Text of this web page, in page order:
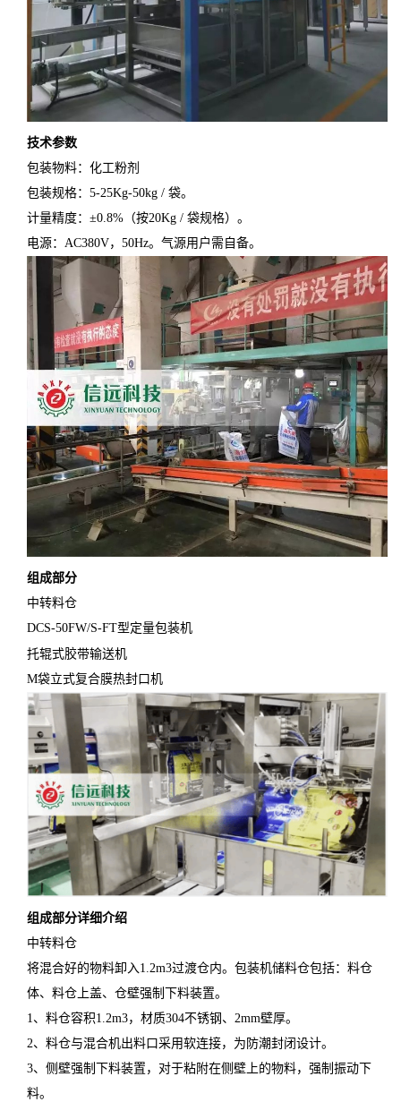
技术参数
包装物料：化工粉剂
包装规格：5-25Kg-50kg / 袋。
计量精度：±0.8%（按20Kg / 袋规格）。
电源：AC380V，50Hz。气源用户需自备。
组成部分
中转料仓
DCS-50FW/S-FT型定量包装机
托辊式胶带输送机
M袋立式复合膜热封口机
组成部分详细介绍
中转料仓
将混合好的物料卸入1.2m3过渡仓内。包装机储料仓包括：料仓
体、料仓上盖、仓壁强制下料装置。
1、料仓容积1.2m3，材质304不锈钢、2mm壁厚。
2、料仓与混合机出料口采用软连接，为防潮封闭设计。
3、侧壁强制下料装置，对于粘附在侧壁上的物料，强制振动下
料。